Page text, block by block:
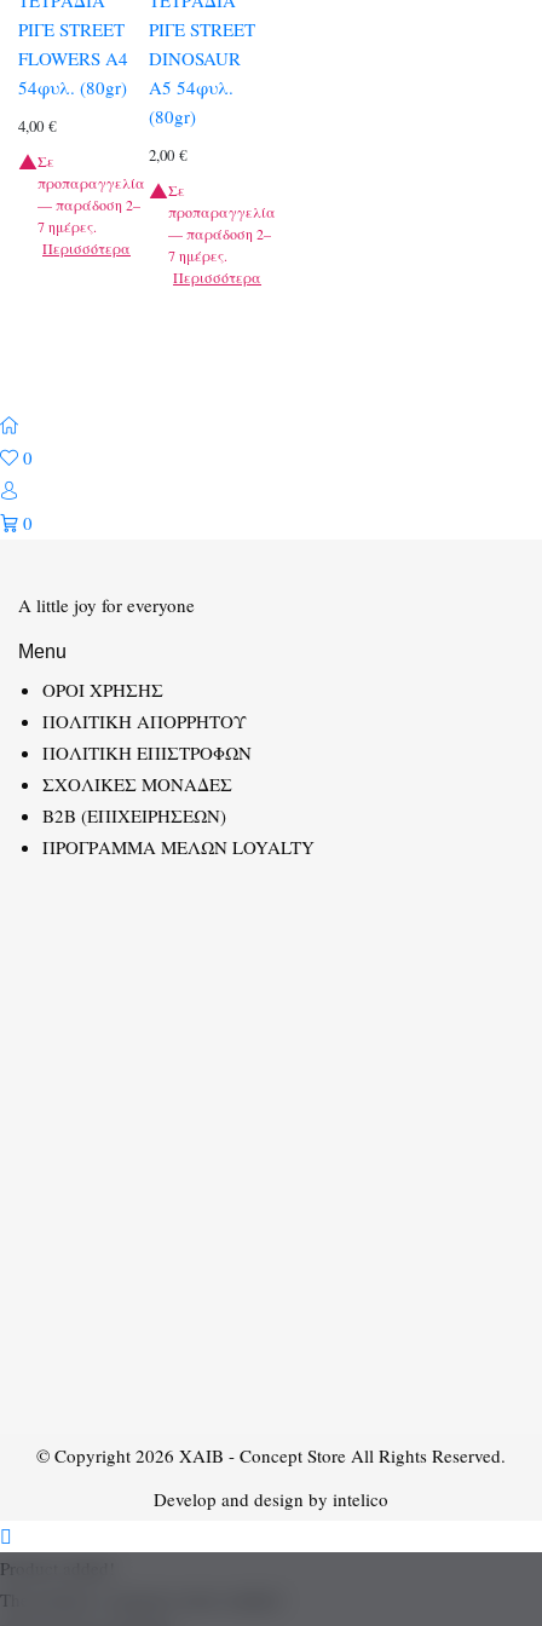
ΡΙΓΕ STREET
FLOWERS A4
54φυλ. (80gr)
4,00 €
Σε
προπαραγγελία
— παράδοση 2–
7 ημέρες.
Περισσότερα
ΡΙΓΕ STREET
DINOSAUR
A5 54φυλ.
(80gr)
2,00€
Σε
προπαραγγελία
— παράδοση 2–
7 ημέρες.
Περισσότερα
0
0
A little joy for everyone
Menu
ΟΡΟΙ ΧΡΗΣΗΣ
ΠΟΛΙΤΙΚΗ ΑΠΟΡΡΗΤΟΥ
ΠΟΛΙΤΙΚΗ ΕΠΙΣΤΡΟΦΩΝ
ΣΧΟΛΙΚΕΣ ΜΟΝΑΔΕΣ
B2B (ΕΠΙΧΕΙΡΗΣΕΩΝ)
ΠΡΟΓΡΑΜΜΑ ΜΕΛΩΝ LOYALTY
© Copyright 2026 XAIB - Concept Store All Rights Reserved.
Develop and design by intelico
Product added!
The product is already in the wishlist!